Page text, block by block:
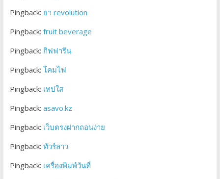
Pingback: ยา revolution
Pingback: fruit beverage
Pingback: กิฟฟารีน
Pingback: โคมไฟ
Pingback: เทปใส
Pingback: asavo.kz
Pingback: เว็บตรงฝากถอนง่าย
Pingback: ทัวร์ลาว
Pingback: เครื่องพิมพ์วันที่